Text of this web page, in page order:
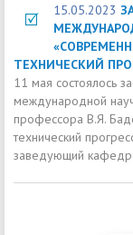
15.05.2023
ТЕХНИЧЕСКИЙ
11 мая состоялось
международной
профессора В.Я.
технический
заведующий